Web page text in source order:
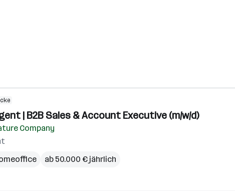
| B2B Sales & Account Executive (m/w/d)
Company
ab 50.000 € jährlich